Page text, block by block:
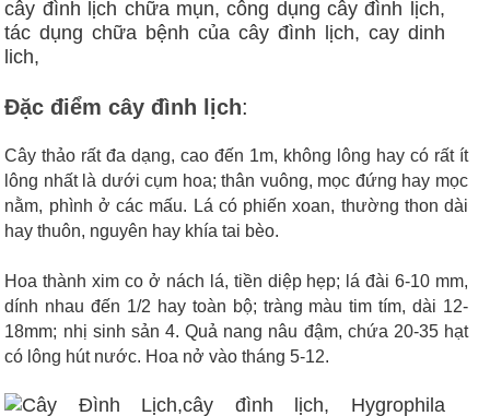
Đặc điểm cây đình lịch:
Cây thảo rất đa dạng, cao đến 1m, không lông hay có rất ít
lông nhất là dưới cụm hoa; thân vuông, mọc đứng hay mọc
nằm, phình ở các mấu. Lá có phiến xoan, thường thon dài
hay thuôn, nguyên hay khía tai bèo.
Hoa thành xim co ở nách lá, tiền diệp hẹp; lá đài 6-10 mm,
dính nhau đến 1/2 hay toàn bộ; tràng màu tim tím, dài 12-
18mm; nhị sinh sản 4. Quả nang nâu đậm, chứa 20-35 hạt
có lông hút nước. Hoa nở vào tháng 5-12.